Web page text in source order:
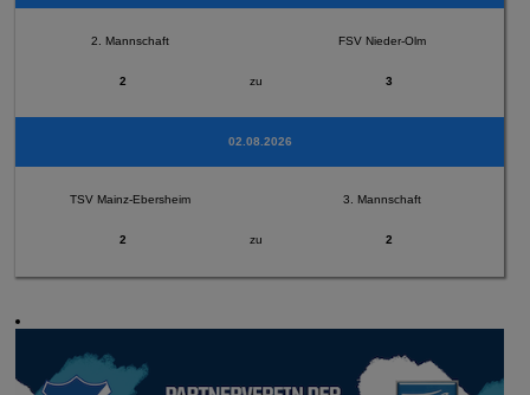
2. Mannschaft FSV Nieder-Olm
2 zu 3
02.08.2026
TSV Mainz-Ebersheim 3. Mannschaft
2 zu 2